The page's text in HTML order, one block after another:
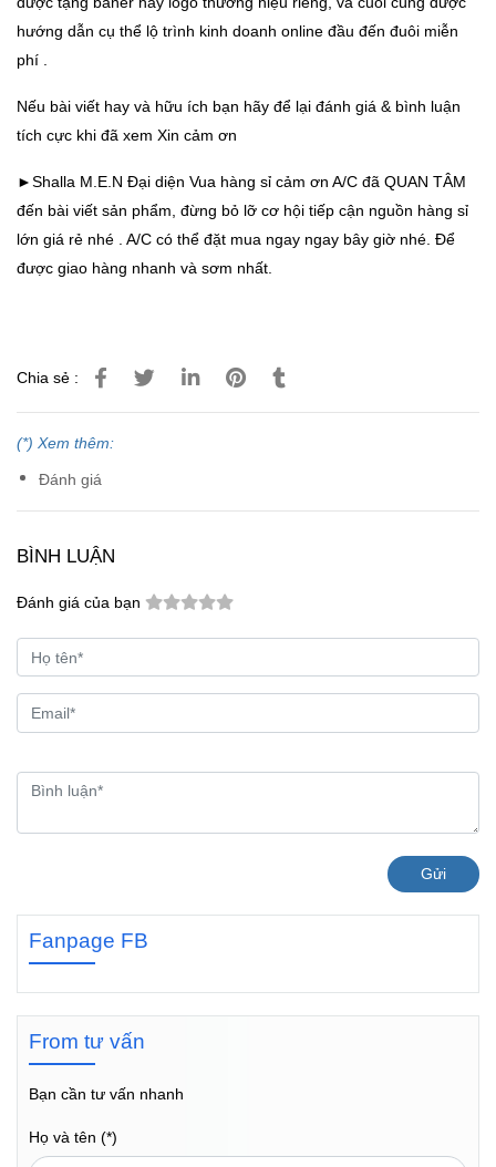
hướng dẫn cụ thể lộ trình kinh doanh online đầu đến đuôi miễn
phí .
Nếu bài viết hay và hữu ích bạn hãy để lại đánh giá & bình luận
tích cực khi đã xem Xin cảm ơn
►Shalla M.E.N Đại diện Vua hàng sỉ cảm ơn A/C đã QUAN TÂM
đến bài viết sản phẩm, đừng bỏ lỡ cơ hội tiếp cận nguồn hàng sỉ
lớn giá rẻ nhé . A/C có thể đặt mua ngay ngay bây giờ nhé. Để
được giao hàng nhanh và sơm nhất.
Chia sẻ :
(*) Xem thêm:
Đánh giá
BÌNH LUẬN
Đánh giá của bạn
Gửi
Fanpage FB
From tư vấn
Bạn cần tư vấn nhanh
Họ và tên (*)